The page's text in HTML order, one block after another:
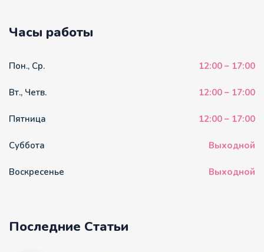
Часы работы
Пон., Ср. 12:00 – 17:00
Вт., Четв. 12:00 – 17:00
Пятница 12:00 – 17:00
Суббота Выходной
Воскресенье Выходной
Последние Статьи